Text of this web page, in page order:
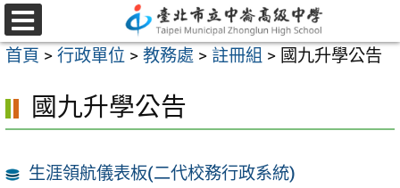
跳
至
主
內
區
選
單
首頁 > 行政單位 > 教務處 > 註冊組 > 國九升學公告
國九升學公告
生涯領航儀表板(二代校務行政系統)